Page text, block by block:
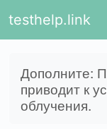
testhelp.link
Дополните:
приводит к
облучения.